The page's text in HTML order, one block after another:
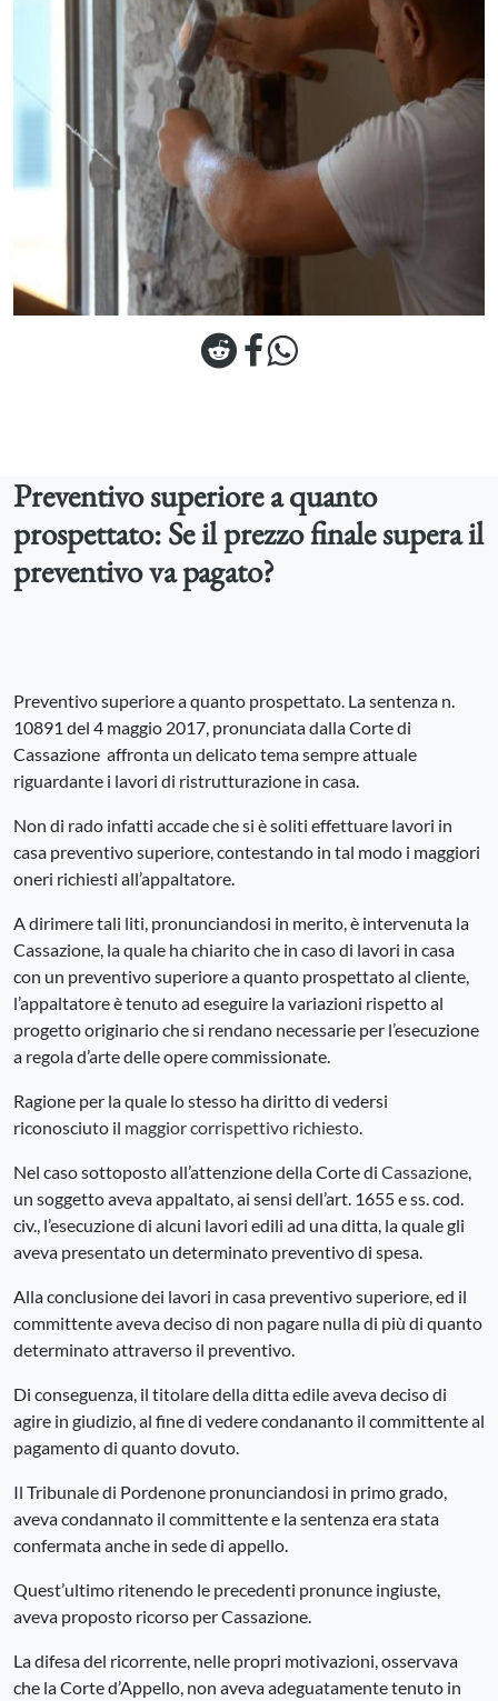
Preventivo superiore a quanto
prospettato: Se il prezzo finale supera il
preventivo va pagato?
Preventivo superiore a quanto prospettato. La sentenza n.
10891 del 4 maggio 2017, pronunciata dalla Corte di
Cassazione affronta un delicato tema sempre attuale
riguardante i lavori di ristrutturazione in casa.
Non di rado infatti accade che si è soliti effettuare lavori in
casa preventivo superiore, contestando in tal modo i maggiori
oneri richiesti all’appaltatore.
A dirimere tali liti, pronunciandosi in merito, è intervenuta la
Cassazione, la quale ha chiarito che in caso di lavori in casa
con un preventivo superiore a quanto prospettato al cliente,
l’appaltatore è tenuto ad eseguire la variazioni rispetto al
progetto originario che si rendano necessarie per l’esecuzione
a regola d’arte delle opere commissionate.
Ragione per la quale lo stesso ha diritto di vedersi
riconosciuto il maggior corrispettivo richiesto.
Nel caso sottoposto all’attenzione della Corte di Cassazione,
un soggetto aveva appaltato, ai sensi dell’art. 1655 e ss. cod.
civ., l’esecuzione di alcuni lavori edili ad una ditta, la quale gli
aveva presentato un determinato preventivo di spesa.
Alla conclusione dei lavori in casa preventivo superiore, ed il
committente aveva deciso di non pagare nulla di più di quanto
determinato attraverso il preventivo.
Di conseguenza, il titolare della ditta edile aveva deciso di
agire in giudizio, al fine di vedere condananto il committente al
pagamento di quanto dovuto.
Il Tribunale di Pordenone pronunciandosi in primo grado,
aveva condannato il committente e la sentenza era stata
confermata anche in sede di appello.
Quest’ultimo ritenendo le precedenti pronunce ingiuste,
aveva proposto ricorso per Cassazione.
La difesa del ricorrente, nelle propri motivazioni, osservava
che la Corte d’Appello, non aveva adeguatamente tenuto in